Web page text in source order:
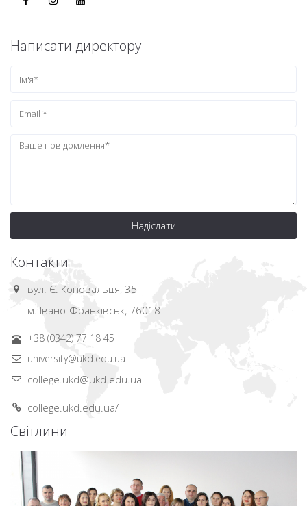
Написати директору
Надіслати
Контакти
вул. Є. Коновальця, 35
м. Івано-Франківськ, 76018
+38 (0342) 77 18 45
university@ukd.edu.ua
college.ukd@ukd.edu.ua
college.ukd.edu.ua/
Світлини